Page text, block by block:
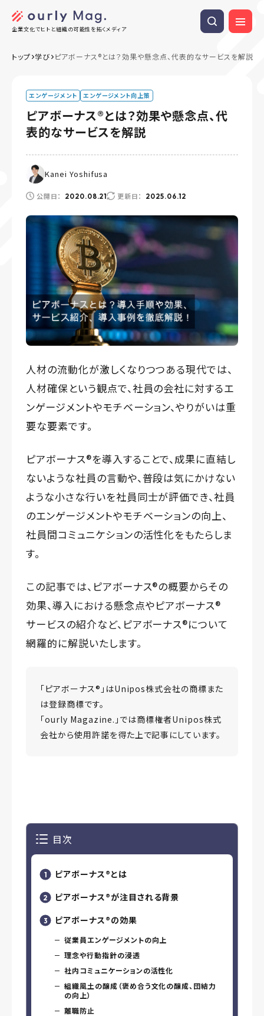
企業文化でヒトと組織の可能性を拓くメディア
トップ 学び ピアボーナス®️とは？効果や懸念点、代表的なサービスを解説
エンゲージメント エンゲージメント向上策
ピアボーナス®️とは？効果や懸念点、代
表的なサービスを解説
Kanei Yoshifusa
公開日： 2020.08.21 更新日： 2025.06.12
人材の流動化が激しくなりつつある現代では、
人材確保という観点で、社員の会社に対するエ
ンゲージメントやモチベーション、やりがいは重
要な要素です。
ピアボーナス®️を導入することで、成果に直結し
ないような社員の言動や、普段は気にかけない
ような小さな行いを社員同士が評価でき、社員
のエンゲージメントやモチベーションの向上、
社員間コミュニケションの活性化をもたらしま
す。
この記事では、ピアボーナス®️の概要からその
効果、導入における懸念点やピアボーナス®️
サービスの紹介など、ピアボーナス®️について
網羅的に解説いたします。
「ピアボーナス®️」はUnipos株式会社の商標また
は登録商標です。
「ourly Magazine.」では商標権者Unipos株式
会社から使用許諾を得た上で記事にしています。
目次
ピアボーナス®️とは
ピアボーナス®️が注目される背景
ピアボーナス®️の効果
従業員エンゲージメントの向上
理念や行動指針の浸透
社内コミュニケーションの活性化
組織風土の醸成（褒め合う文化の醸成、団結力
の向上）
離職防止